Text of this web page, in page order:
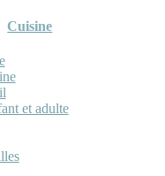
Cuisine
et adulte